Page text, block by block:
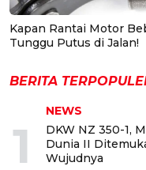
Kapan Rantai Motor
Tunggu Putus di Jalan!
BERITA
1
NEWS
DKW NZ 350-1,
Dunia II
Wujudnya